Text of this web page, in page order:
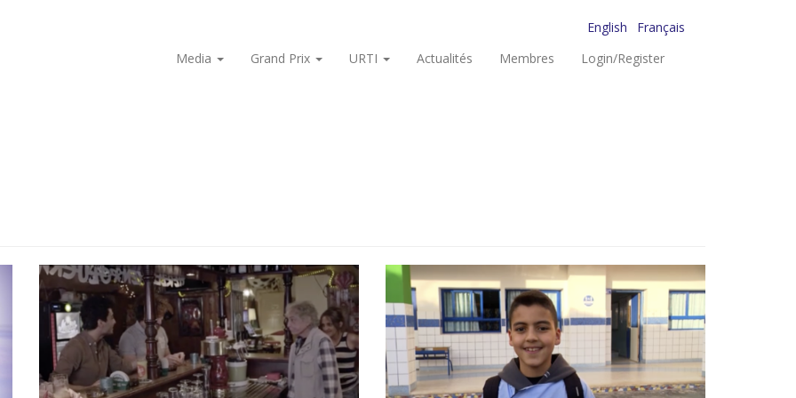
English
Français
Media
Grand Prix URTI Actualités Membres Login/Register